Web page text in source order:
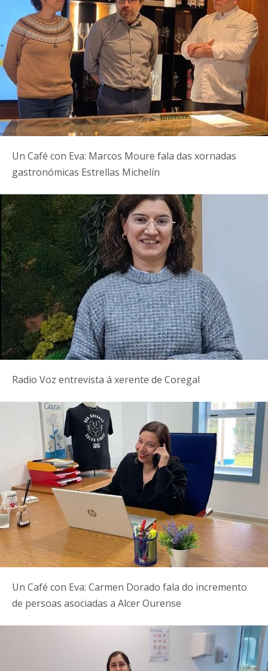
Un Café con Eva: Marcos Moure fala das xornadas
gastronómicas Estrellas Michelín
Radio Voz entrevista á xerente de Coregal
Un Café con Eva: Carmen Dorado fala do incremento
de persoas asociadas a Alcer Ourense